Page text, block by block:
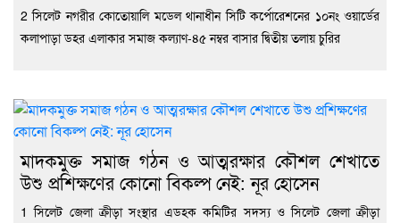
2 সিলেট নগরীর কোতোয়ালি মডেল থানাধীন সিটি কর্পোরেশনের ১০নং ওয়ার্ডের
কলাপাড়া ডহর এলাকার সমাজ কল্যাণ-৪৫ নম্বর বাসার দ্বিতীয় তলায় চুরির
মাদকমুক্ত সমাজ গঠন ও আত্মরক্ষার কৌশল শেখাতে
উশু প্রশিক্ষণের কোনো বিকল্প নেই: নূর হোসেন
1 সিলেট জেলা ক্রীড়া সংস্থার এডহক কমিটির সদস্য ও সিলেট জেলা ক্রীড়া